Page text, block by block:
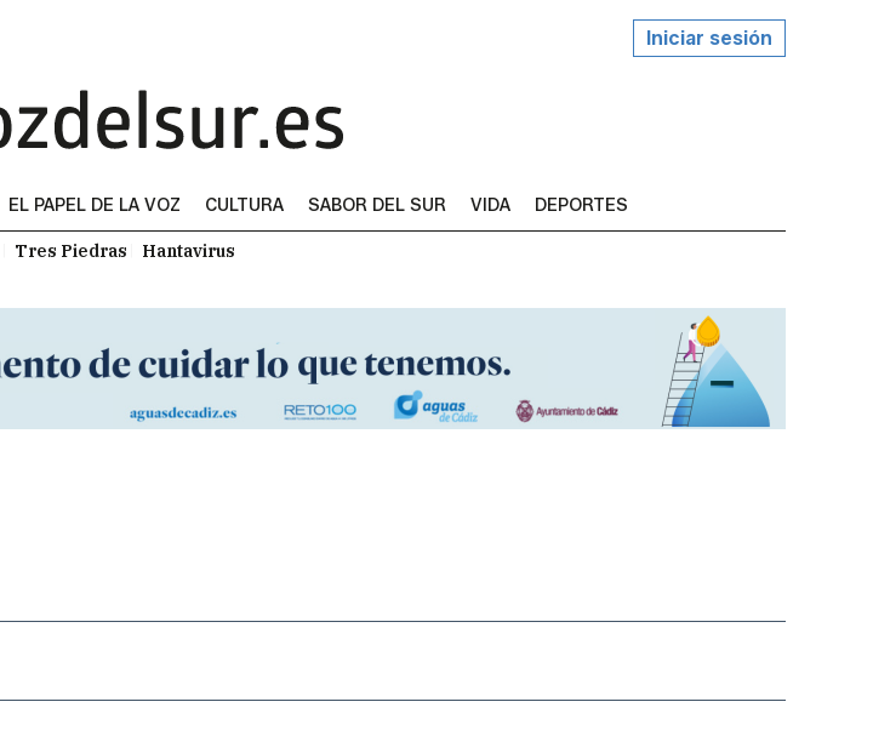
Iniciar sesión
EL PAPEL DE LA VOZ CULTURA SABOR DEL SUR VIDA DEPORTES
Tres Piedras Hantavirus